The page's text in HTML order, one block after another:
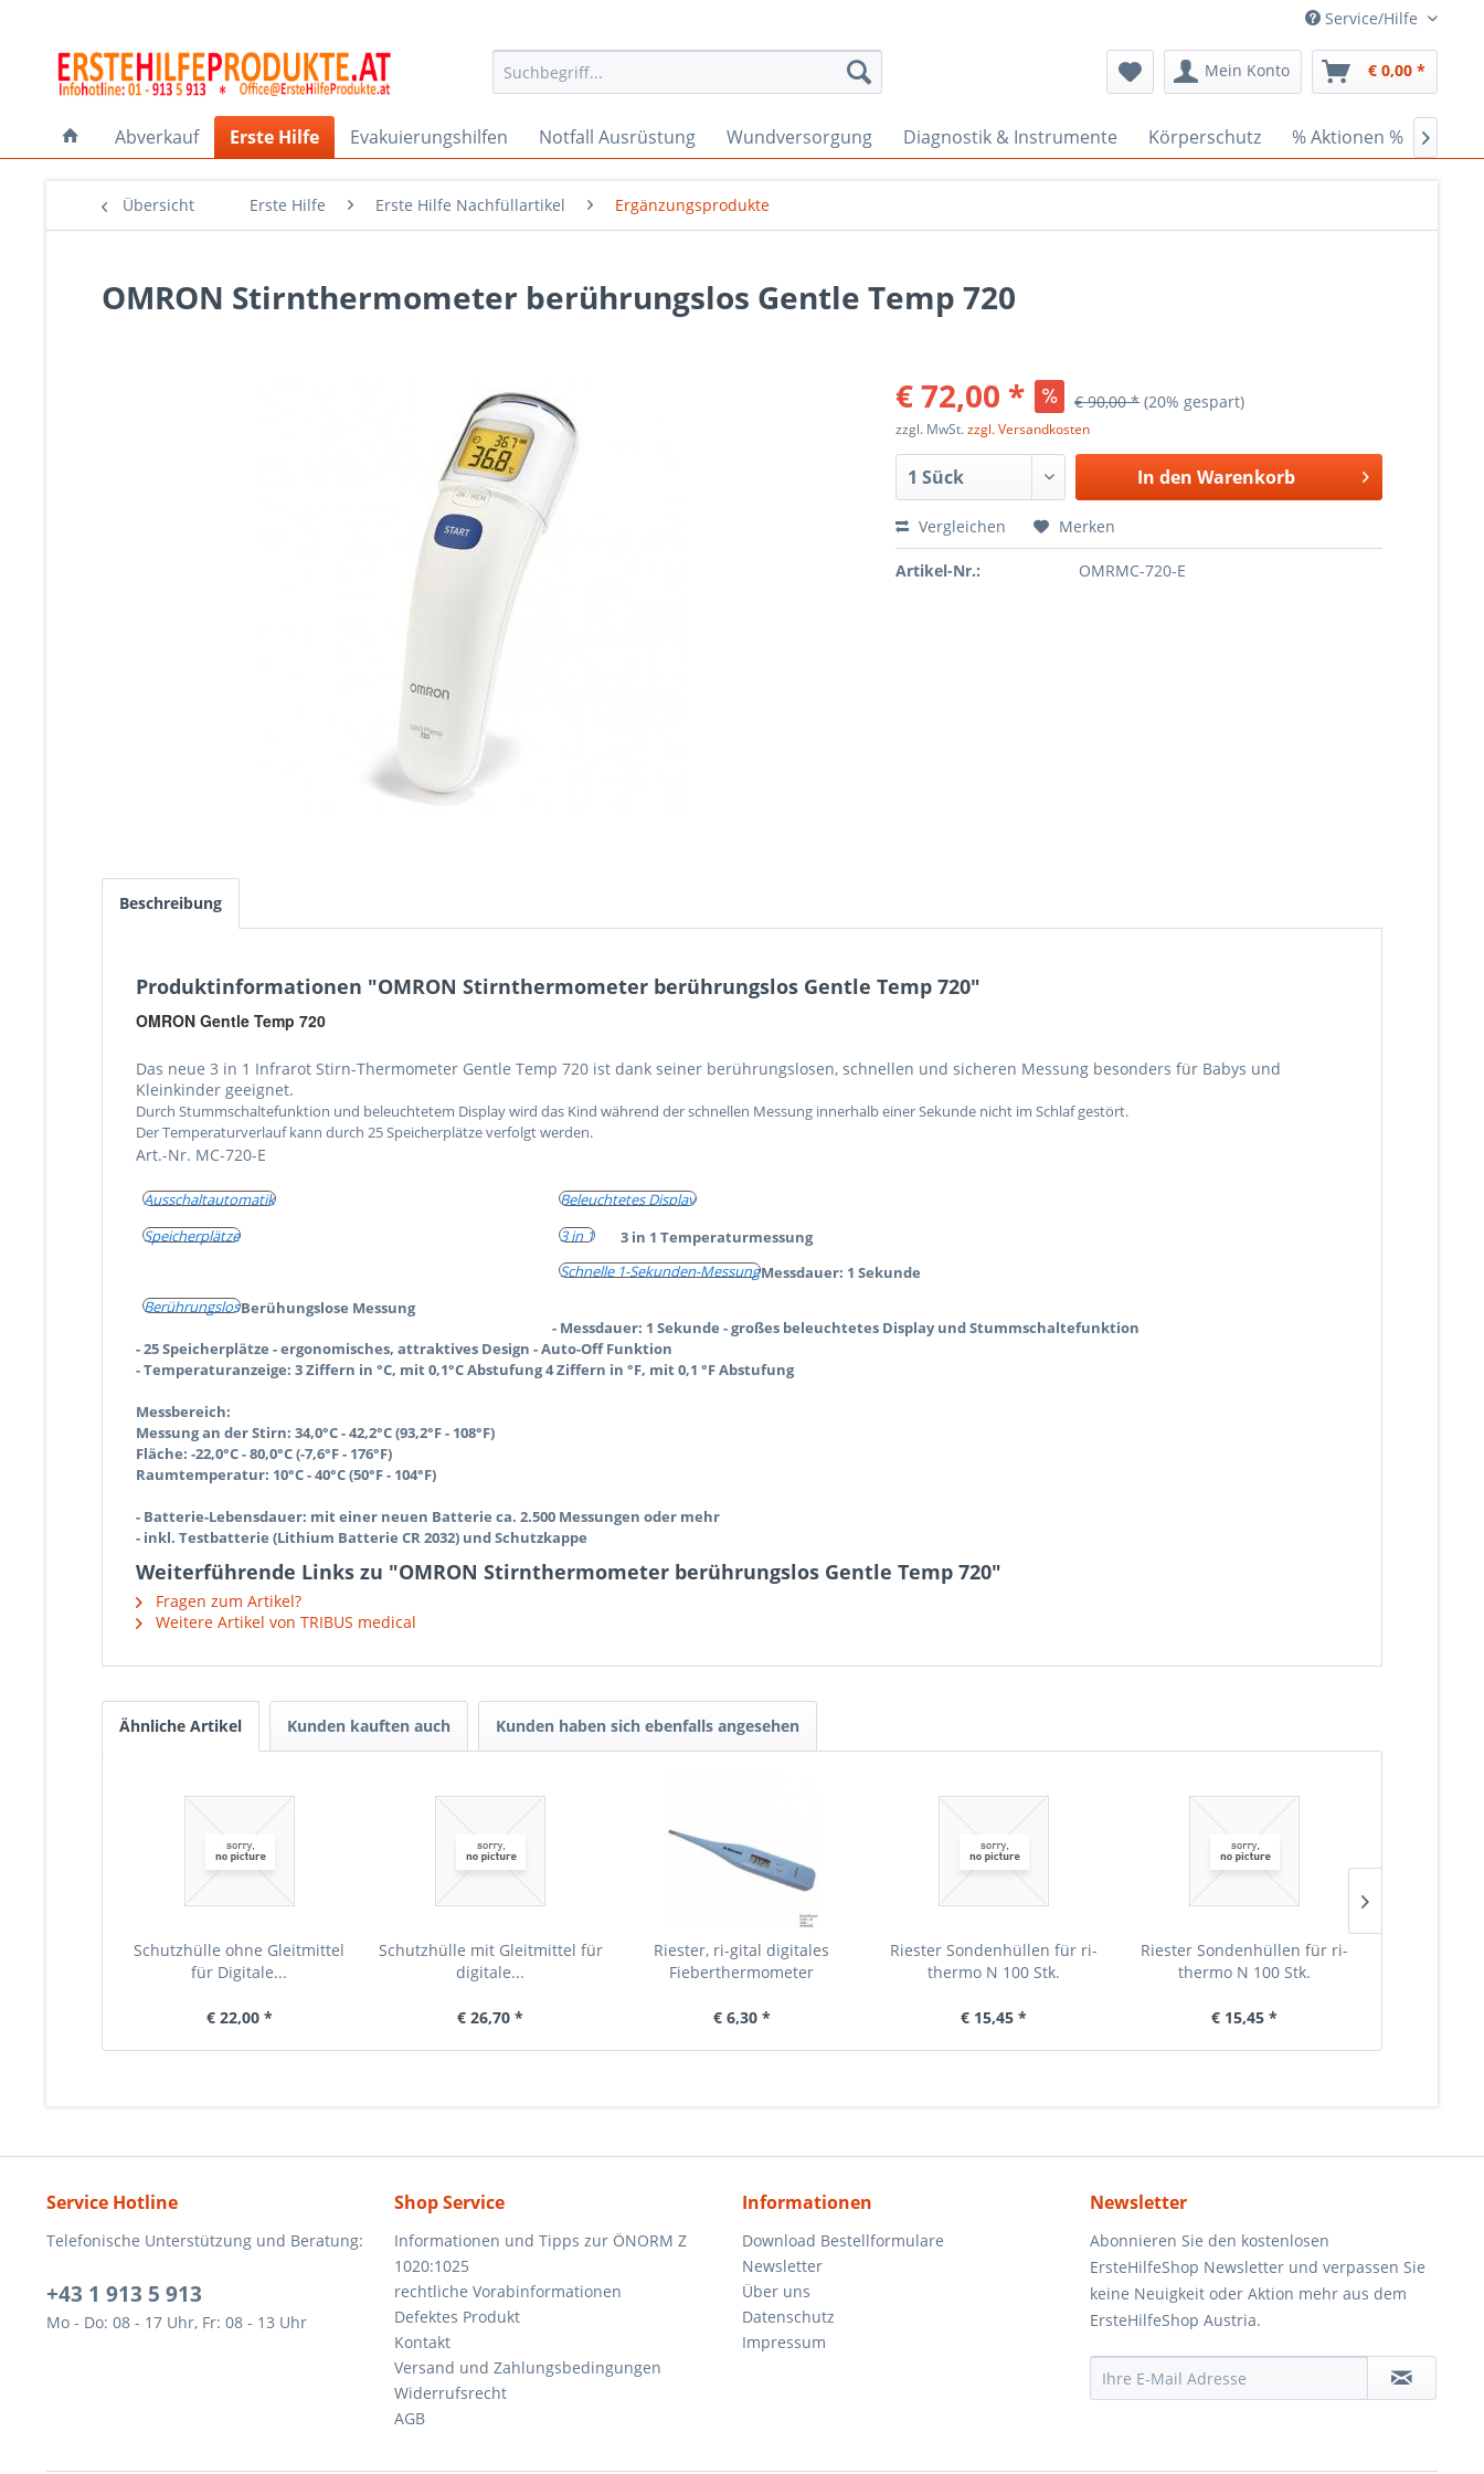
Service/Hilfe
Mein Konto € 0,00 *
Abverkauf Erste Hilfe Evakuierungshilfen Notfall Ausrüstung Wundversorgung Diagnostik & Instrumente Körperschutz % Aktionen % 
Übersicht Erste Hilfe Erste Hilfe Nachfüllartikel Ergänzungsprodukte
OMRON Stirnthermometer berührungslos Gentle Temp 720
€ 72,00 * € 90,00 * (20% gespart)
zzgl. MwSt.zzgl. Versandkosten
In den Warenkorb
Vergleichen Merken
Artikel-Nr.: OMRMC-720-E
Beschreibung
Produktinformationen "OMRON Stirnthermometer berührungslos Gentle Temp 720"
OMRON Gentle Temp 720
Das neue 3 in 1 Infrarot Stirn-Thermometer Gentle Temp 720 ist dank seiner berührungslosen, schnellen und sicheren Messung besonders für Babys und
Kleinkinder geeignet.
Durch Stummschaltefunktion und beleuchtetem Display wird das Kind während der schnellen Messung innerhalb einer Sekunde nicht im Schlaf gestört.
Der Temperaturverlauf kann durch 25 Speicherplätze verfolgt werden.
Art.-Nr. MC-720-E
Ausschaltautomatik
Beleuchtetes Display
Speicherplätze
3 in 1
3 in 1 Temperaturmessung
Schnelle 1-Sekunden-MessungMessdauer: 1 Sekunde
BerührungslosBerühungslose Messung
- Messdauer: 1 Sekunde - großes beleuchtetes Display und Stummschaltefunktion
- 25 Speicherplätze - ergonomisches, attraktives Design - Auto-Off Funktion
- Temperaturanzeige: 3 Ziffern in °C, mit 0,1°C Abstufung 4 Ziffern in °F, mit 0,1 °F Abstufung
Messbereich:
Messung an der Stirn: 34,0°C - 42,2°C (93,2°F - 108°F)
Fläche: -22,0°C - 80,0°C (-7,6°F - 176°F)
Raumtemperatur: 10°C - 40°C (50°F - 104°F)
- Batterie-Lebensdauer: mit einer neuen Batterie ca. 2.500 Messungen oder mehr
- inkl. Testbatterie (Lithium Batterie CR 2032) und Schutzkappe
Weiterführende Links zu "OMRON Stirnthermometer berührungslos Gentle Temp 720"
Fragen zum Artikel?
Weitere Artikel von TRIBUS medical
Ähnliche Artikel Kunden kauften auch Kunden haben sich ebenfalls angesehen
Schutzhülle ohne Gleitmittel
für Digitale...
€ 22,00 *
Schutzhülle mit Gleitmittel für
digitale...
€ 26,70 *
Riester, ri-gital digitales
Fieberthermometer
€ 6,30 *
Riester Sondenhüllen für ri-
thermo N 100 Stk.
€ 15,45 *
Riester Sondenhüllen für ri-
thermo N 100 Stk.
€ 15,45 *
Service Hotline
Telefonische Unterstützung und Beratung:
+43 1 913 5 913
Mo - Do: 08 - 17 Uhr, Fr: 08 - 13 Uhr
Shop Service
Informationen und Tipps zur ÖNORM Z
1020:1025
rechtliche Vorabinformationen
Defektes Produkt
Kontakt
Versand und Zahlungsbedingungen
Widerrufsrecht
AGB
Informationen
Download Bestellformulare
Newsletter
Über uns
Datenschutz
Impressum
Newsletter
Abonnieren Sie den kostenlosen
ErsteHilfeShop Newsletter und verpassen Sie
keine Neuigkeit oder Aktion mehr aus dem
ErsteHilfeShop Austria.